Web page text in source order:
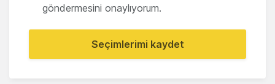
göndermesini onaylıyorum.
Seçimlerimi kaydet